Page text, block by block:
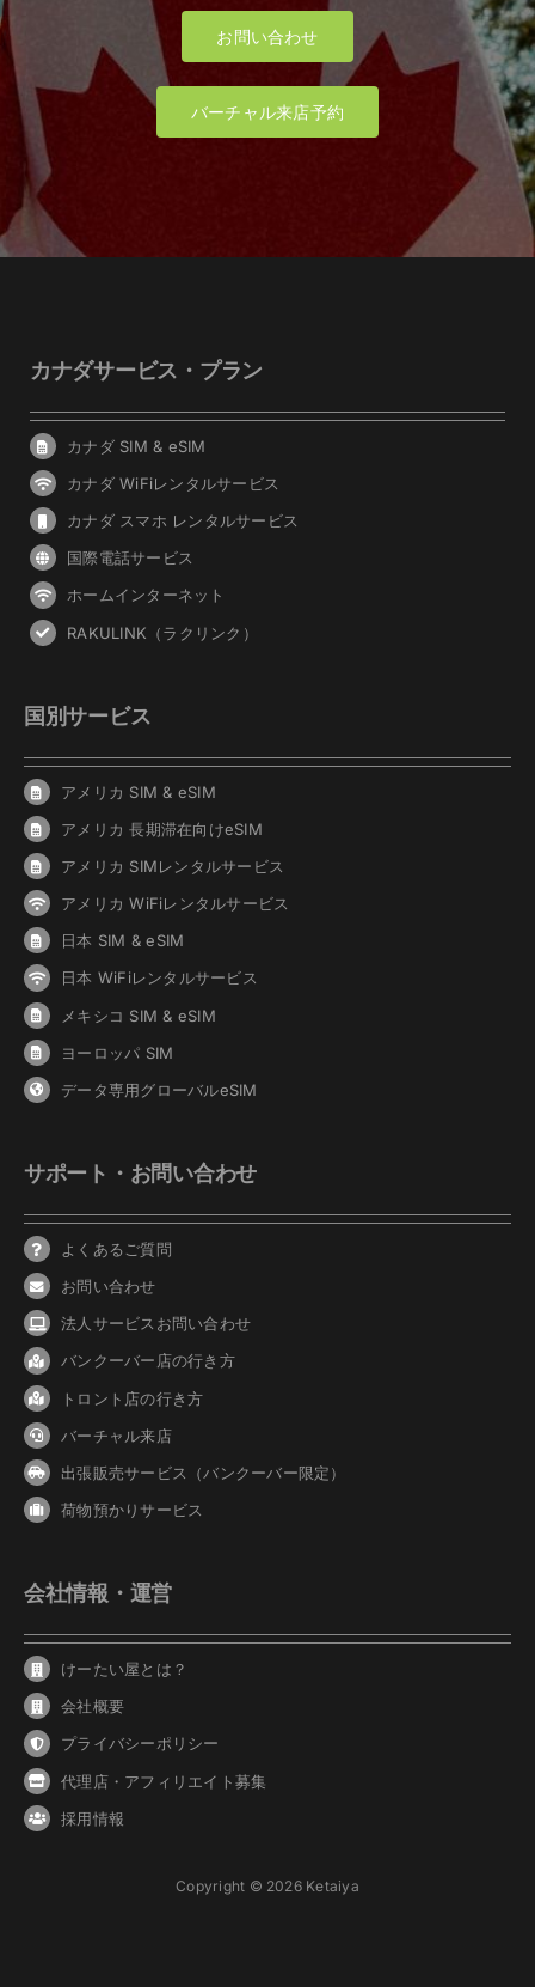
お問い合わせ
バーチャル来店予約
カナダサービス・プラン
カナダ SIM & eSIM
カナダ WiFiレンタルサービス
カナダ スマホ レンタルサービス
国際電話サービス
ホームインターネット
RAKULINK（ラクリンク）
国別サービス
アメリカ SIM & eSIM
アメリカ 長期滞在向けeSIM
アメリカ SIMレンタルサービス
アメリカ WiFiレンタルサービス
日本 SIM & eSIM
日本 WiFiレンタルサービス
メキシコ SIM & eSIM
ヨーロッパ SIM
データ専用グローバルeSIM
サポート・お問い合わせ
よくあるご質問
お問い合わせ
法人サービスお問い合わせ
バンクーバー店の行き方
トロント店の行き方
バーチャル来店
出張販売サービス（バンクーバー限定）
荷物預かりサービス
会社情報・運営
けーたい屋とは？
会社概要
プライバシーポリシー
代理店・アフィリエイト募集
採用情報
Copyright © 2026 Ketaiya